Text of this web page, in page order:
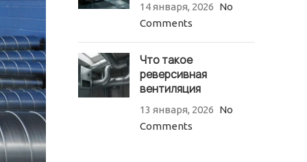
14 января, 2026 No
Comments
Что такое
реверсивная
вентиляция
13 января, 2026 No
Comments